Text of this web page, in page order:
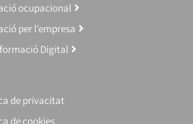
ocupacional
per l’empresa
Digital
de privacitat
de cookies